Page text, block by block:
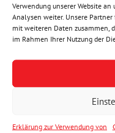
Verwendung unserer Website
Analysen weiter. Unsere
mit weiteren Daten zusammen,
im Rahmen Ihrer Nutzung der
Erklärung zur Verwendung von